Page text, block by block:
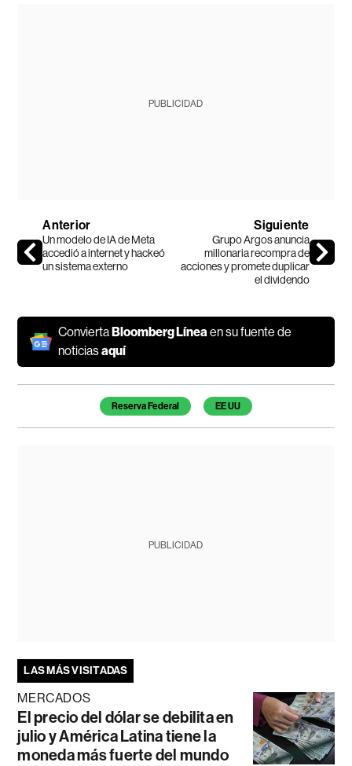
PUBLICIDAD
Anterior
Un modelo de IA de Meta
accedió a internet y hackeó
un sistema externo
Siguiente
Grupo Argos anuncia
millonaria recompra de
acciones y promete duplicar
el dividendo
ConviertaBloomberg Líneaen su fuente de
noticiasaquí
Temas de este artículo
Reserva Federal EE UU
PUBLICIDAD
LAS MÁS VISITADAS
MERCADOS
El precio del dólar se debilita en
julio y América Latina tiene la
moneda más fuerte del mundo